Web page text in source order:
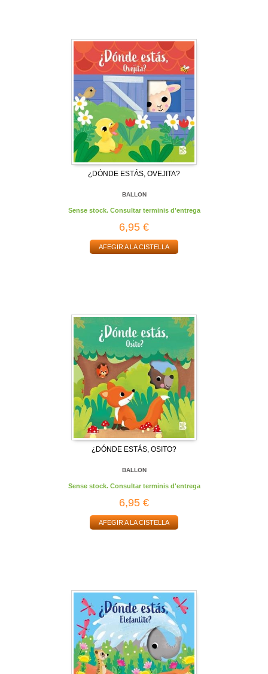
¿DÓNDE ESTÁS, OVEJITA?
BALLON
Sense stock. Consultar terminis d'entrega
6,95 €
AFEGIR A LA CISTELLA
¿DÓNDE ESTÁS, OSITO?
BALLON
Sense stock. Consultar terminis d'entrega
6,95 €
AFEGIR A LA CISTELLA